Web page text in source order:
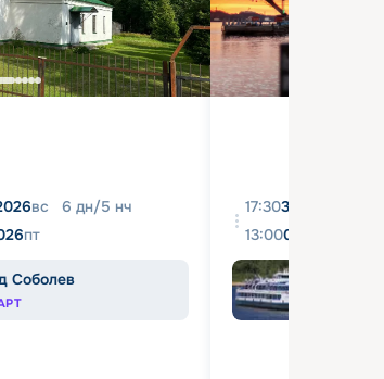
вс 6 дн/5 нч
пт
Соболев
17:3031 августа
13:0004 сентября